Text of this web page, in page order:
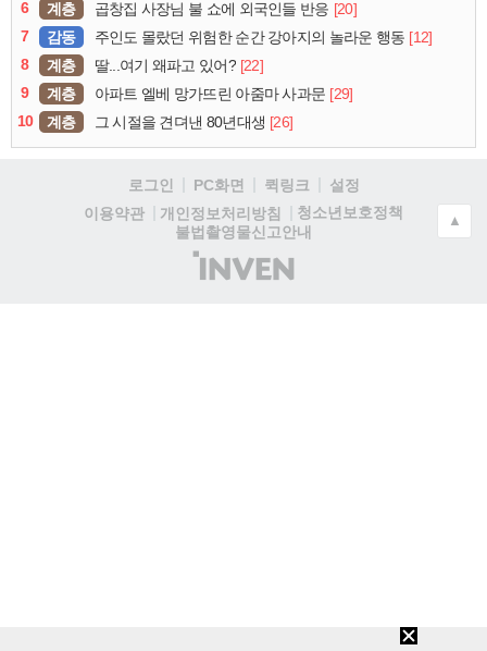
6
계층 곱창집 사장님 불 쇼에 외국인들 반응 [20]
7
감동 주인도 몰랐던 위험한 순간 강아지의 놀라운 행동 [12]
8
계층 딸...여기 왜파고 있어? [22]
9
계층 아파트 엘베 망가뜨린 아줌마 사과문 [29]
10
계층 그 시절을 견뎌낸 80년대생 [26]
로그인 PC화면 퀵링크
설정
이용약관
개인정보처리방침
청소년보호정책
불법촬영물신고안내
(주)
인
▲